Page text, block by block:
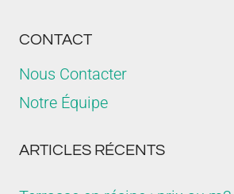
CONTACT
Nous Contacter
Notre Équipe
ARTICLES RÉCENTS